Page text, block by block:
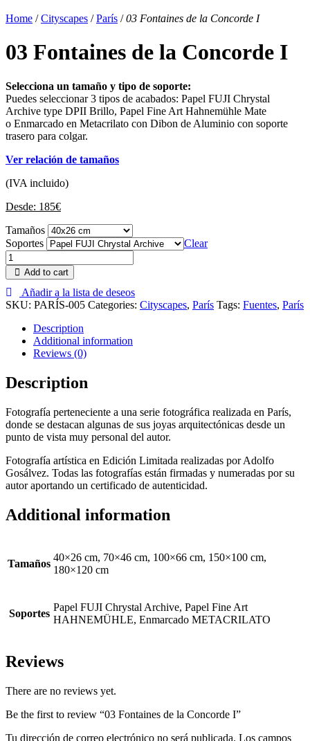
Home /Cityscapes /París /03 Fontaines de la Concorde I
03 Fontaines de la Concorde I
Selecciona un tamaño y tipo de soporte:
Puedes seleccionar 3 tipos de acabados: Papel FUJI Chrystal
Archive type DPII Brillo, Papel Fine Art Hahnemühle Mate
o Enmarcado en Metacrilato con Dibon de Aluminio con soporte
trasero para colgar.
Ver relación de tamaños
(IVA incluido)
Desde: 185€
Tamaños
Soportes
Clear
Add to cart
Añadir a la lista de deseos
SKU: PARÍS-005 Categories: Cityscapes, París Tags: Fuentes, París
Description
Additional information
Reviews (0)
Description
Fotografía perteneciente a una serie fotográfica realizada en París,
donde se destacan algunas de sus joyas arquitectónicas desde un
punto de vista muy personal del autor.
Fotografía artística en Edición Limitada realizadas por Adolfo
Gosálvez. Todas las fotografías están firmadas y numeradas por su
autor aportando un certificado de autenticidad.
Additional information
Tamaños
40×26 cm, 70×46 cm, 100×66 cm, 150×100 cm,
180×120 cm
Soportes
Papel FUJI Chrystal Archive, Papel Fine Art
HAHNEMÜHLE, Enmarcado METACRILATO
Reviews
There are no reviews yet.
Be the first to review “03 Fontaines de la Concorde I”
Tu dirección de correo electrónico no será publicada. Los campos